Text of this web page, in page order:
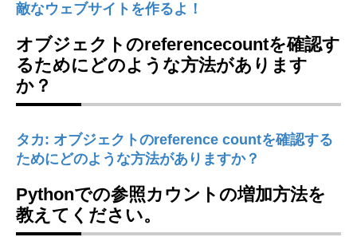
敵なウェブサイトを作るよ！
オブジェクトのreferencecountを確認す
るためにどのような方法があります
か？
タカ: オブジェクトのreference countを確認する
ためにどのような方法がありますか？
Pythonでの参照カウントの増加方法を
教えてください。